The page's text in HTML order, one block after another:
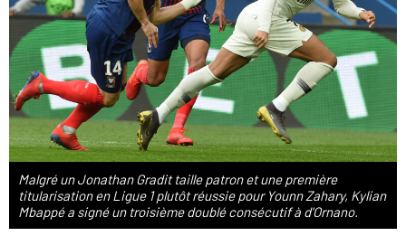
Malgré un Jonathan Gradit taille patron et une première
titularisation en Ligue 1 plutôt réussie pour Younn Zahary, Kylian
Mbappé a signé un troisième doublé consécutif à d'Ornano.